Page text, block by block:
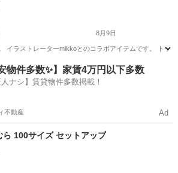
8月9日
イラストレーターmikkoとのコラボアイテムです。 ト
キッズ用品
物件多数✨】家賃4万円以下多数
人ナシ】賃貸物件多数掲載！
不動産 Ad
ら 100サイズ セットアップ